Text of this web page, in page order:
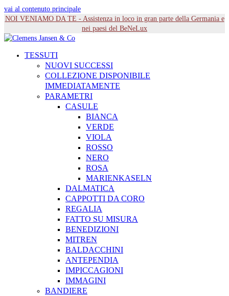
vai al contenuto principale
NOI VENIAMO DA TE - Assistenza in loco in gran parte della Germania e
nei paesi del BeNeLux
TESSUTI
NUOVI SUCCESSI
COLLEZIONE DISPONIBILE
IMMEDIATAMENTE
PARAMETRI
CASULE
BIANCA
VERDE
VIOLA
ROSSO
NERO
ROSA
MARIENKASELN
DALMATICA
CAPPOTTI DA CORO
REGALIA
FATTO SU MISURA
BENEDIZIONI
MITREN
BALDACCHINI
ANTEPENDIA
IMPICCAGIONI
IMMAGINI
BANDIERE